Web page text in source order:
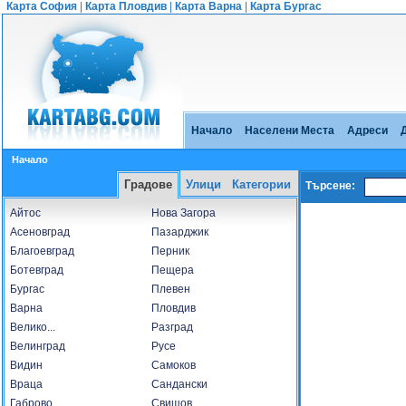
Карта София Карта Пловдив Карта Варна Карта Бургас
Начало Населени Места Адреси
Начало
Градове Улици Категории
Айтос
Асеновград
Благоевград
Ботевград
Бургас
Варна
Велико...
Велинград
Видин
Враца
Нова Загора
Пазарджик
Перник
Пещера
Плевен
Пловдив
Разград
Русе
Самоков
Сандански
Търсене: